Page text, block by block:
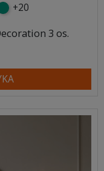
+20
3 os.